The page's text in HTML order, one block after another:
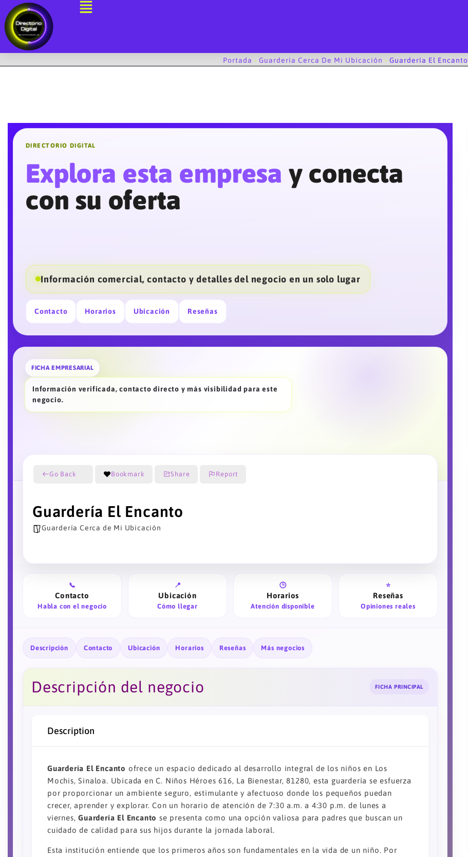
al
contenido
Portada - Guardería Cerca De Mi Ubicación - Guardería El Encanto
DIRECTORIO DIGITAL
Explora esta empresa y conecta
con su oferta
Información comercial, contacto y detalles del negocio en un solo lugar
Contacto Horarios Ubicación Reseñas
FICHA EMPRESARIAL
Información verificada, contacto directo y más visibilidad para este
negocio.
Go Back Bookmark Share Report
Guardería El Encanto
Guardería Cerca de Mi Ubicación
📞
Contacto
Habla con el negocio
📍
Ubicación
Cómo llegar
🕒
Horarios
Atención disponible
⭐
Reseñas
Opiniones reales
Descripción Contacto Ubicación Horarios Reseñas Más negocios
Descripción del negocio FICHA PRINCIPAL
Description
Guardería El Encanto ofrece un espacio dedicado al desarrollo integral de los niños en Los
Mochis, Sinaloa. Ubicada en C. Niños Héroes 616, La Bienestar, 81280, esta guardería se esfuerza
por proporcionar un ambiente seguro, estimulante y afectuoso donde los pequeños puedan
crecer, aprender y explorar. Con un horario de atención de 7:30 a.m. a 4:30 p.m. de lunes a
viernes,Guardería El Encanto se presenta como una opción valiosa para padres que buscan un
cuidado de calidad para sus hijos durante la jornada laboral.
Esta institución entiende que los primeros años son fundamentales en la vida de un niño. Por